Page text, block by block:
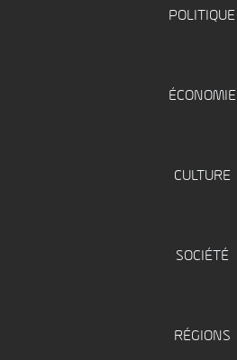
POLITIQUE
ÉCONOMIE
CULTURE
SOCIÉTÉ
RÉGIONS